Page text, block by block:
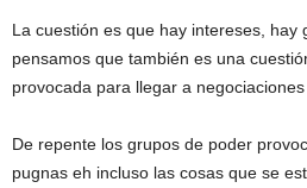
La cuestión es que hay intereses, hay
pensamos que también es una
provocada para llegar a negociaciones
De repente los grupos de poder
pugnas eh incluso las cosas que se